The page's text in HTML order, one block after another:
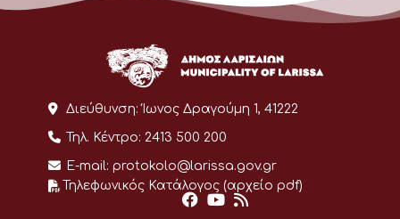
Διεύθυνση: Ίωνος Δραγούμη 1, 41222
Τηλ. Κέντρο: 2413 500 200
E-mail: protokolo@larissa.gov.gr
Τηλεφωνικός Κατάλογος (αρχείο pdf)